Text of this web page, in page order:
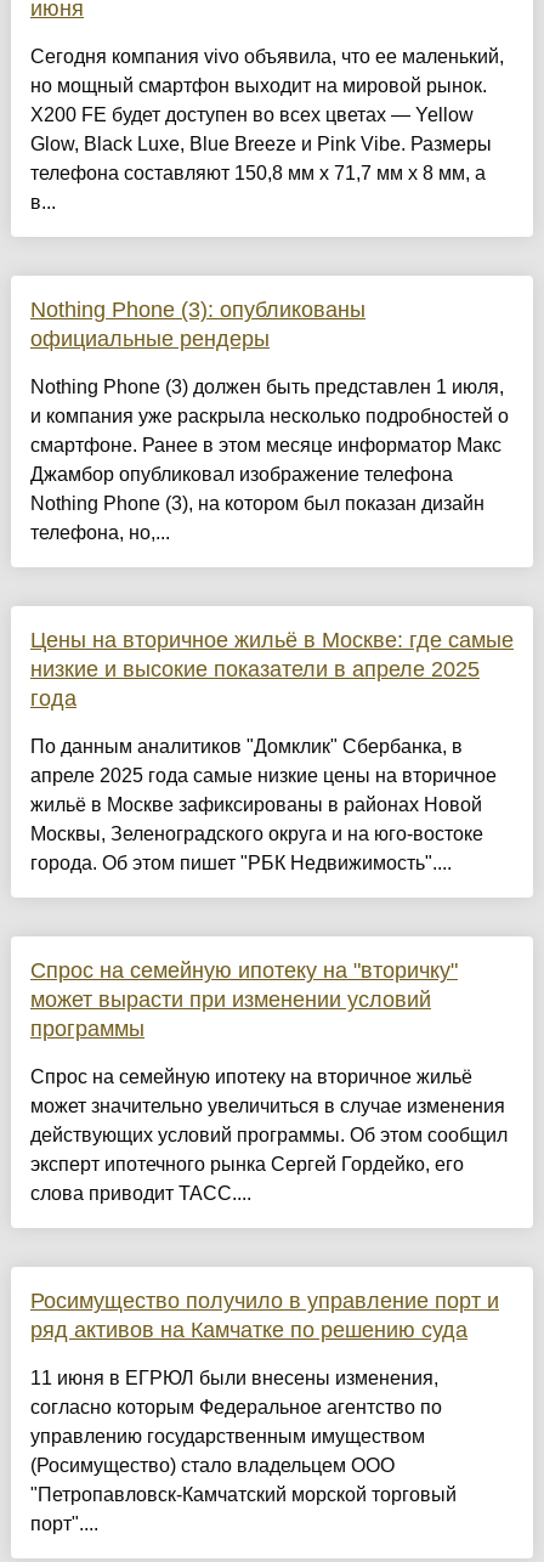
июня
Сегодня компания vivo объявила, что ее маленький,
но мощный смартфон выходит на мировой рынок.
X200 FE будет доступен во всех цветах — Yellow
Glow, Black Luxe, Blue Breeze и Pink Vibe. Размеры
телефона составляют 150,8 мм x 71,7 мм x 8 мм, а
в...
Nothing Phone (3): опубликованы
официальные рендеры
Nothing Phone (3) должен быть представлен 1 июля,
и компания уже раскрыла несколько подробностей о
смартфоне. Ранее в этом месяце информатор Макс
Джамбор опубликовал изображение телефона
Nothing Phone (3), на котором был показан дизайн
телефона, но,...
Цены на вторичное жильё в Москве: где самые
низкие и высокие показатели в апреле 2025
года
По данным аналитиков "Домклик" Сбербанка, в
апреле 2025 года самые низкие цены на вторичное
жильё в Москве зафиксированы в районах Новой
Москвы, Зеленоградского округа и на юго-востоке
города. Об этом пишет "РБК Недвижимость"....
Спрос на семейную ипотеку на "вторичку"
может вырасти при изменении условий
программы
Спрос на семейную ипотеку на вторичное жильё
может значительно увеличиться в случае изменения
действующих условий программы. Об этом сообщил
эксперт ипотечного рынка Сергей Гордейко, его
слова приводит ТАСС....
Росимущество получило в управление порт и
ряд активов на Камчатке по решению суда
11 июня в ЕГРЮЛ были внесены изменения,
согласно которым Федеральное агентство по
управлению государственным имуществом
(Росимущество) стало владельцем ООО
"Петропавловск-Камчатский морской торговый
порт"....